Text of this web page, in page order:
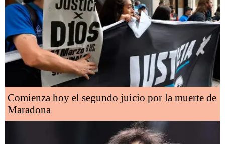
Comienza hoy el segundo juicio por la muerte de
Maradona